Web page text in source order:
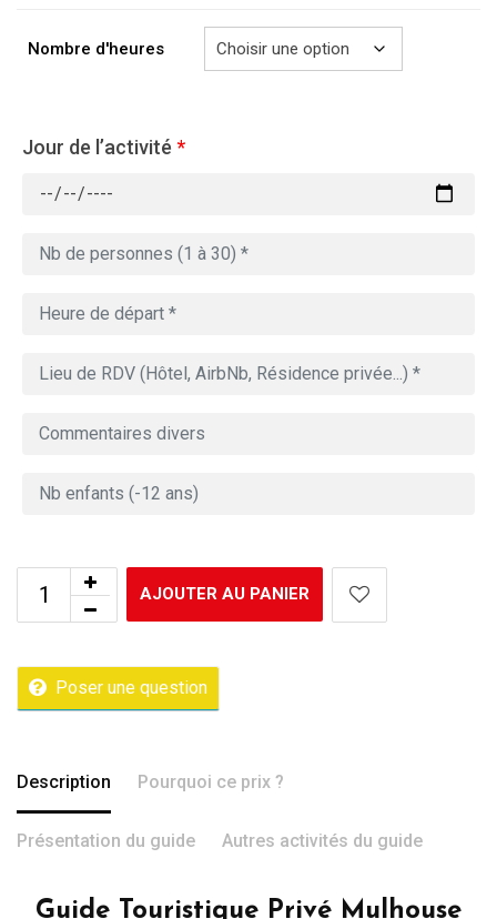
729.00€
Nombre d'heures
Jour de l’activité *
AJOUTER AU PANIER
Poser une question
Description Pourquoi ce prix ?
Présentation du guide Autres activités du guide
Guide Touristique Privé Mulhouse